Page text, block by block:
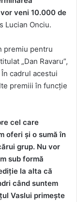
veni 10.000 de
Lucian Onciu.
premiu pentru
„Dan Ravaru”,
cadrul acestui
premiii în funcție
cel care
oferi și o sumă în
grup. Nu vor
sub formă
la alta că
când suntem
Vaslui primește